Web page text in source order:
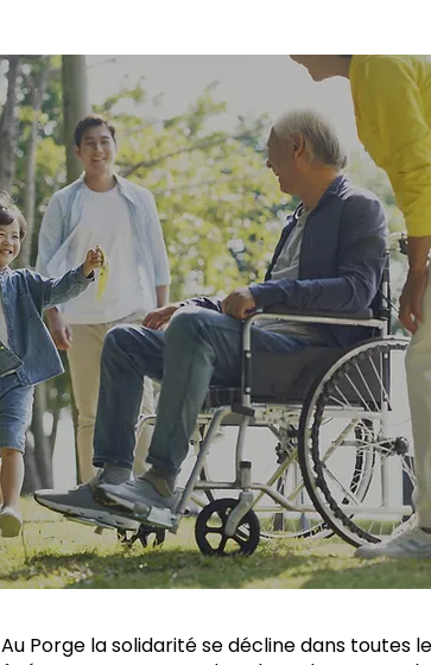
Au Porge la solidarité se décline dans toutes